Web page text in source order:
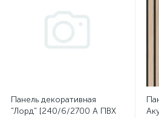
Панель декоративная
"Лорд" [240/6/2700 A ПВХ